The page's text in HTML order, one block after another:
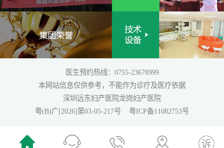
医生预约热线：0755-23678999
本网站信息仅供参考，不能作为诊疗及医疗依据
深圳远东妇产医院龙岗妇产医院
粤(B)广[2026]第03-05-217号
粤ICP备11082753号